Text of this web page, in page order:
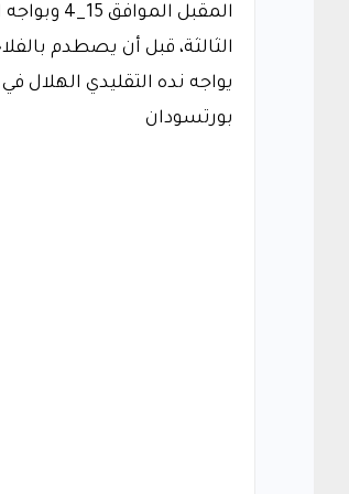
المقبل
الثالثة، قبل أن يصطدم
يواجه نده التقليدي الهلال
بورتسودان